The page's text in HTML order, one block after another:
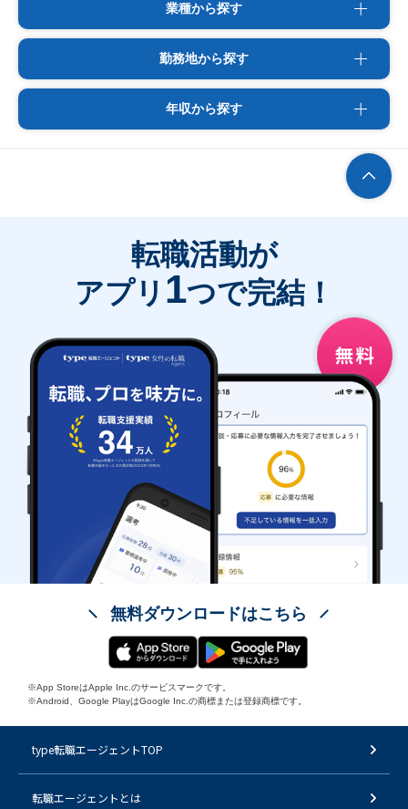
業種から探す
勤務地から探す
年収から探す
転職活動が
アプリ 1つで完結！
無料ダウンロードはこちら
※App StoreはApple Inc.のサービスマークです。
※Android、Google PlayはGoogle Inc.の商標または登録商標です。
type転職エージェントTOP
転職エージェントとは